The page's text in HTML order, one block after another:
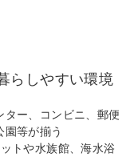
らしやすい環境
ー、コンビニ、郵便
等が揃う
トや水族館、海水浴